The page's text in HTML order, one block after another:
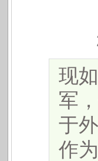
现
军
于
作